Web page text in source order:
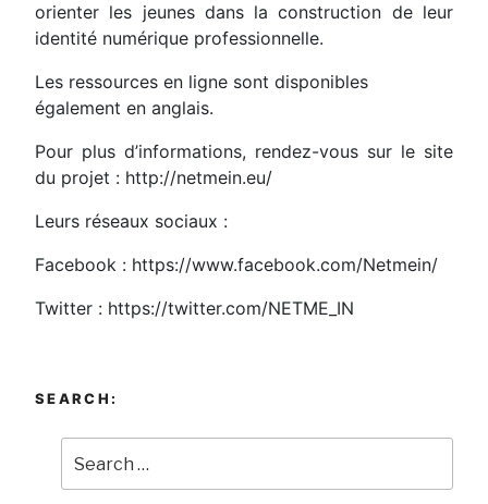
orienter les jeunes dans la construction de leur
identité numérique professionnelle.
Les ressources en ligne sont disponibles
également en anglais.
Pour plus d’informations, rendez-vous sur le site
du projet : http://netmein.eu/
Leurs réseaux sociaux :
Facebook : https://www.facebook.com/Netmein/
Twitter : https://twitter.com/NETME_IN
SEARCH: